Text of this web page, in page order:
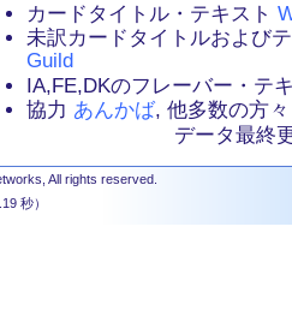
カードタイトル・テキスト
未訳カードタイトルおよび
Guild
IA,FE,DKのフレーバー・テ
協力 あんかば, 他多数の方々
データ最終
All rights reserved.
秒）